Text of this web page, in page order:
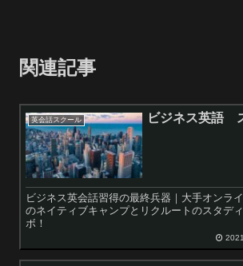
関連記事
英会話スクール ビジネス英語
ビジネス英会話習得の最終兵器｜大手オンラ
のネイティブキャンプとリクルートのスタデ
ボ！